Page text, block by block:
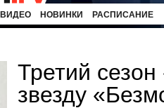
ВИДЕО НОВИНКИ РАСПИСАНИЕ
Третий
звезду